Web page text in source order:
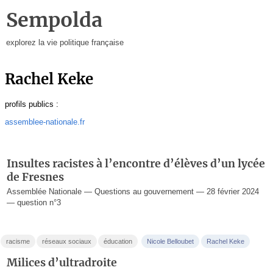
Sempolda
explorez la vie politique française
Rachel Keke
profils publics :
assemblee-nationale.fr
Insultes racistes à l’encontre d’élèves d’un lycée
de Fresnes
Assemblée Nationale — Questions au gouvernement — 28 février 2024
— question n°3
racisme réseaux sociaux éducation Nicole Belloubet Rachel Keke
Milices d’ultradroite